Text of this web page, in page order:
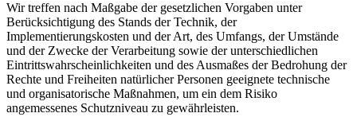
Wir treffen nach Maßgabe der gesetzlichen Vorgaben unter
Berücksichtigung des Stands der Technik, der
Implementierungskosten und der Art, des Umfangs, der Umstände
und der Zwecke der Verarbeitung sowie der unterschiedlichen
Eintrittswahrscheinlichkeiten und des Ausmaßes der Bedrohung der
Rechte und Freiheiten natürlicher Personen geeignete technische
und organisatorische Maßnahmen, um ein dem Risiko
angemessenes Schutzniveau zu gewährleisten.